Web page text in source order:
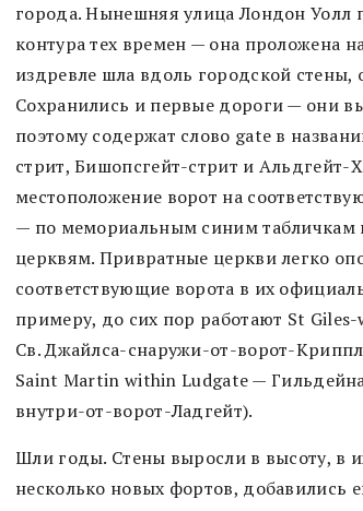
города. Нынешняя улица Лондон Уолл
контура тех времен — она проложена
издревле шла вдоль городской
Сохранились и первые дороги — они
поэтому содержат слово gate в
стрит, Бишопсгейт-стрит и Альдгейт-
местоположение ворот на
— по мемориальным синим табличкам
церквям. Привратные церкви легко
соответствующие ворота в их
примеру, до сих пор работают St
Св. Джайлса-снаружи-от-ворот-
Saint Martin within Ludgate —
внутри-от-ворот-Ладгейт).
Шли годы. Стены выросли в высоту, в
несколько новых фортов, добавились